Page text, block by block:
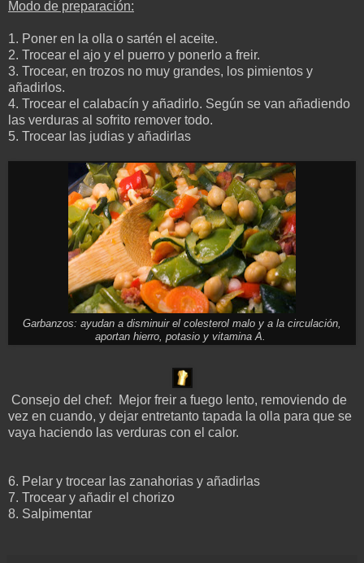
Modo de preparación:
1. Poner en la olla o sartén el aceite.
2. Trocear el ajo y el puerro y ponerlo a freir.
3. Trocear, en trozos no muy grandes, los pimientos y
añadirlos.
4. Trocear el calabacín y añadirlo. Según se van añadiendo
las verduras al sofrito remover todo.
5. Trocear las judias y añadirlas
Garbanzos: ayudan a disminuir el colesterol malo y a la circulación,
aportan hierro, potasio y vitamina A.
Consejo del chef: Mejor freir a fuego lento, removiendo de
vez en cuando, y dejar entretanto tapada la olla para que se
vaya haciendo las verduras con el calor.
6. Pelar y trocear las zanahorias y añadirlas
7. Trocear y añadir el chorizo
8. Salpimentar